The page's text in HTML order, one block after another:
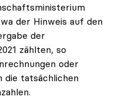
der Hinweis auf den
der
zählten, so
oder
die tatsächlichen